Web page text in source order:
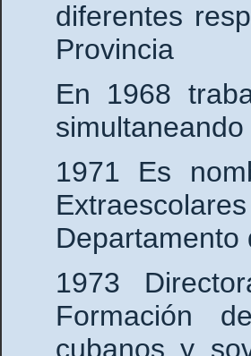
diferentes
Provincia
En 1968
1971 Es
Departamento
1973
Formación
cubanos y